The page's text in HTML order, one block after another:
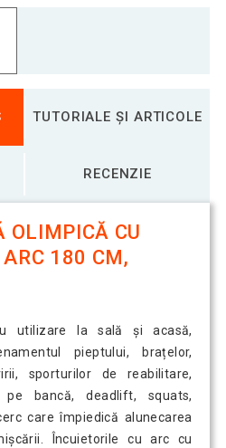
TUTORIALE ȘI ARTICOLE
RECENZIE
OLIMPICĂ CU
ARC 180 CM,
utilizare la sală și acasă,
pieptului, brațelor,
sporturilor de reabilitare,
pe bancă, deadlift, squats,
care împiedică alunecarea
Încuietorile cu arc cu